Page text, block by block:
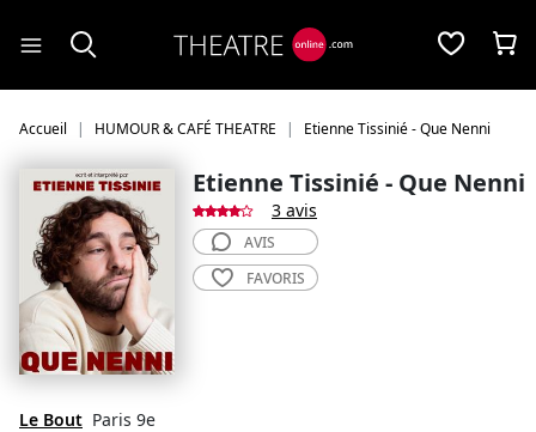
Accueil HUMOUR & CAFÉ THEATRE Etienne Tissinié - Que Nenni
Etienne Tissinié - Que Nenni
3 avis
Le Bout Paris 9e
AVIS
FAVORIS